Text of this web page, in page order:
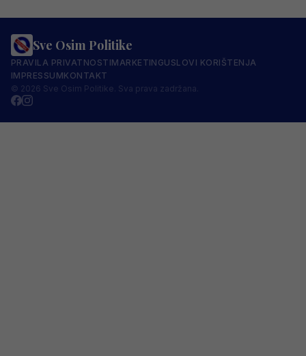
Sve Osim Politike
PRAVILA PRIVATNOSTIMARKETINGUSLOVI KORIŠTENJA
IMPRESSUMKONTAKT
© 2026 Sve Osim Politike. Sva prava zadržana.